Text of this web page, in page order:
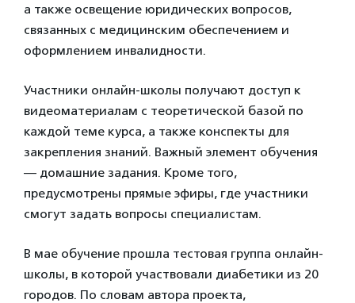
а также освещение юридических вопросов,
связанных с медицинским обеспечением и
оформлением инвалидности.
Участники онлайн-школы получают доступ к
видеоматериалам с теоретической базой по
каждой теме курса, а также конспекты для
закрепления знаний. Важный элемент обучения
— домашние задания. Кроме того,
предусмотрены прямые эфиры, где участники
смогут задать вопросы специалистам.
В мае обучение прошла тестовая группа онлайн-
школы, в которой участвовали диабетики из 20
городов. По словам автора проекта,